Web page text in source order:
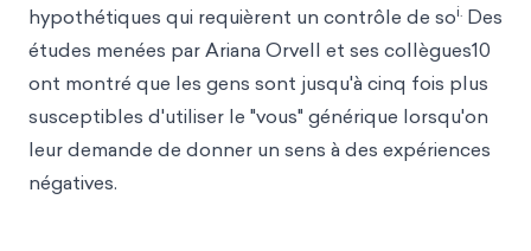
hypothétiques qui requièrent un contrôle de soi. Des
études menées par Ariana Orvell et ses collègues10
ont montré que les gens sont jusqu'à cinq fois plus
susceptibles d'utiliser le "vous" générique lorsqu'on
leur demande de donner un sens à des expériences
négatives.